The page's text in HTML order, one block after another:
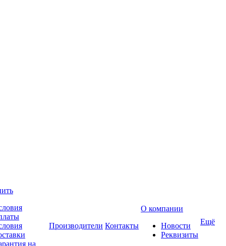
на
Производители Контакты
О компании
Новости
Реквизиты
Ещё